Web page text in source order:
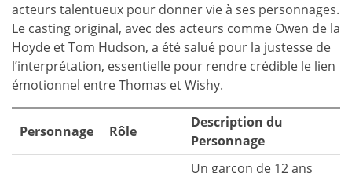
acteurs talentueux pour donner vie à ses personnages.
Le casting original, avec des acteurs comme Owen de la
Hoyde et Tom Hudson, a été salué pour la justesse de
l’interprétation, essentielle pour rendre crédible le lien
émotionnel entre Thomas et Wishy.
Personnage Rôle
Description du
Personnage
Un garçon de 12 ans